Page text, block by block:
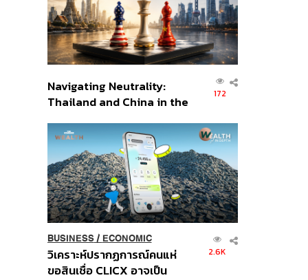
Navigating Neutrality:
Thailand and China in the
Order
172
BUSINESS/ ECONOMIC
วิเคราะห์ปรากฏการณ์คนแห่
ขอสินเชื่อ CLICX อาจเป็น
2.6K